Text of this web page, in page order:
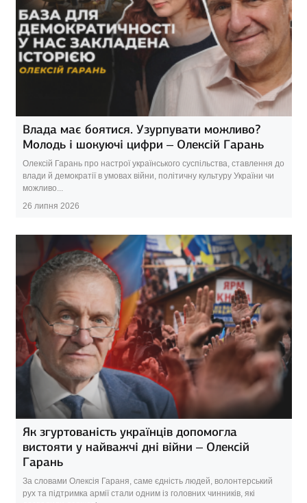
Влада має боятися. Узурпувати можливо?
Молодь і шокуючі цифри – Олексій Гарань
Олексій Гарань про настрої українського суспільства, ставлення до
влади й демократії в умовах війни, політичну культуру України чи
можливо...
26 липня 2026
Як згуртованість українців допомогла
вистояти у найважчі дні війни – Олексій
Гарань
За словами Олексія Гараня, саме єдність людей, волонтерський
рух та підтримка армії стали одним із головних чинників, які